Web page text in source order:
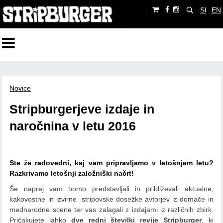
SI EN
Novice
Stripburgerjeve izdaje in
naročnina v letu 2016
Ste že radovedni, kaj vam pripravljamo v letošnjem letu?
Razkrivamo letošnji založniški načrt!
Še naprej vam bomo predstavljali in približevali aktualne,
kakovostne in izvirne stripovske dosežke avtorjev iz domače in
mednarodne scene ter vas zalagali z izdajami iz različnih zbirk.
Pričakujete lahko dve redni številki revije Stripburger, ki